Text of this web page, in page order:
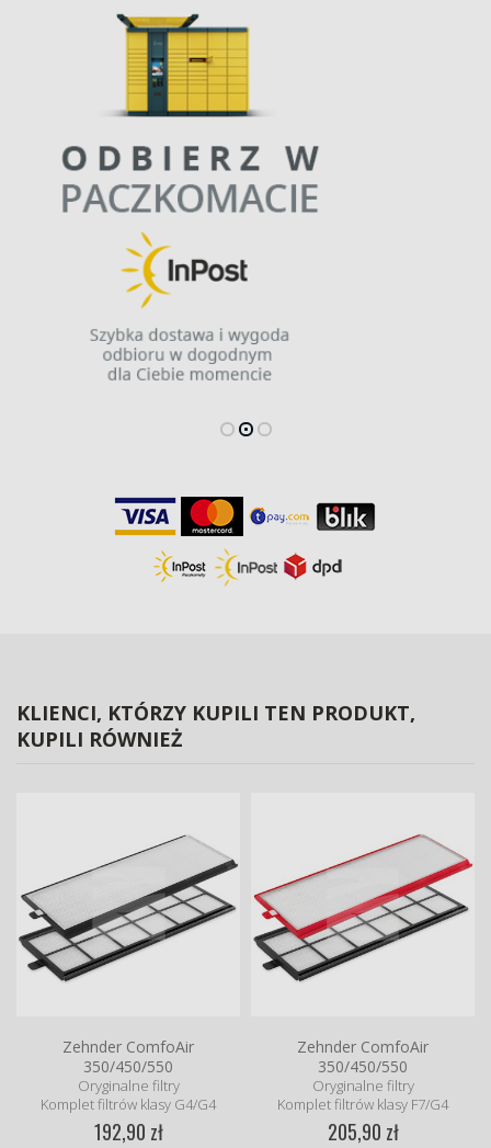
KLIENCI, KTÓRZY KUPILI TEN PRODUKT,
KUPILI RÓWNIEŻ
Zehnder ComfoAir
350/450/550
Oryginalne filtry
Komplet filtrów klasy G4/G4
192,90 zł
Zehnder ComfoAir
350/450/550
Oryginalne filtry
Komplet filtrów klasy F7/G4
205,90 zł